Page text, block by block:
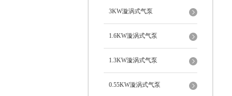
3KW漩涡式气泵
1.6KW漩涡式气泵
1.3KW漩涡式气泵
0.55KW漩涡式气泵